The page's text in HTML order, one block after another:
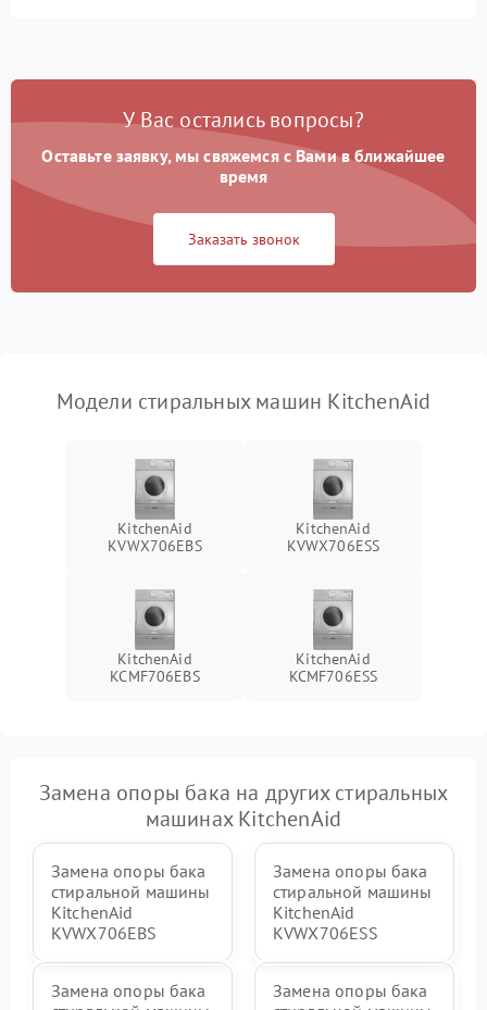
Замена платы управления 2200 ₽ Подробнее →
У Вас остались вопросы?
Оставьте заявку, мы свяжемся с Вами в ближайшее
время
Заказать звонок
Модели стиральных машин KitchenAid
KitchenAid
KVWX706EBS
KitchenAid
KVWX706ESS
KitchenAid
KCMF706EBS
KitchenAid
KCMF706ESS
Замена опоры бака на других стиральных
машинах KitchenAid
Замена опоры бака
стиральной машины
KitchenAid
KVWX706EBS
Замена опоры бака
стиральной машины
KitchenAid
KVWX706ESS
Замена опоры бака
Замена опоры бака